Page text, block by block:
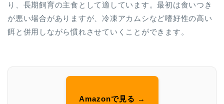
り、長期飼育の主食として適しています。最初は食いつき
が悪い場合がありますが、冷凍アカムシなど嗜好性の高い
餌と併用しながら慣れさせていくことができます。
Amazonで見る →